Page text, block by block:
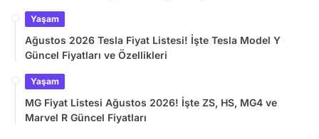
Yaşam
Ağustos 2026 Tesla Fiyat Listesi! İşte Tesla Model Y
Güncel Fiyatları ve Özellikleri
Yaşam
MG Fiyat Listesi Ağustos 2026! İşte ZS, HS, MG4 ve
Marvel R Güncel Fiyatları